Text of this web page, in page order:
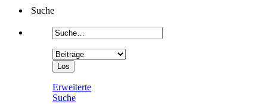
Suche
Erweiterte
Suche